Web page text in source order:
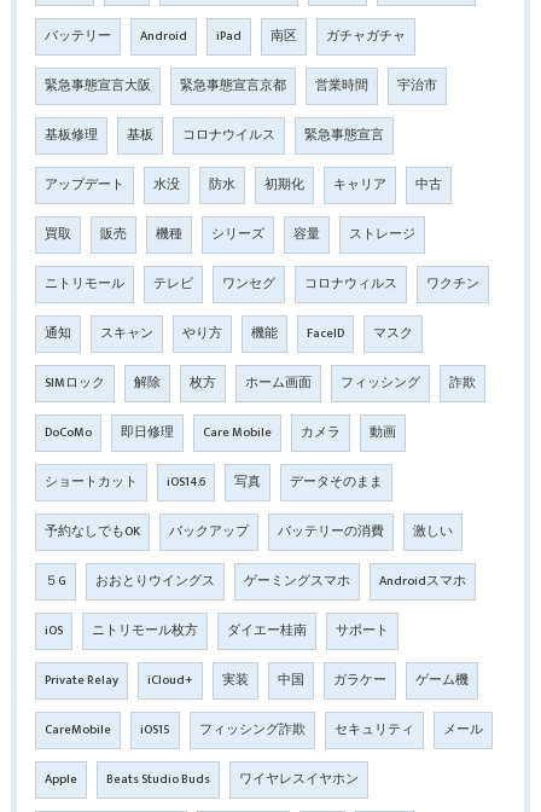
バッテリー Android iPad 南区 ガチャガチャ
緊急事態宣言大阪 緊急事態宣言京都 営業時間 宇治市
基板修理 基板 コロナウイルス 緊急事態宣言
アップデート 水没 防水 初期化 キャリア 中古
買取 販売 機種 シリーズ 容量 ストレージ
ニトリモール テレビ ワンセグ コロナウィルス ワクチン
通知 スキャン やり方 機能 FaceID マスク
SIMロック 解除 枚方 ホーム画面 フィッシング 詐欺
DoCoMo 即日修理 Care Mobile カメラ 動画
ショートカット iOS14.6 写真 データそのまま
予約なしでもOK バックアップ バッテリーの消費 激しい
５G おおとりウイングス ゲーミングスマホ Androidスマホ
iOS ニトリモール枚方 ダイエー桂南 サポート
Private Relay iCloud+ 実装 中国 ガラケー ゲーム機
CareMobile iOS15 フィッシング詐欺 セキュリティ メール
Apple Beats Studio Buds ワイヤレスイヤホン